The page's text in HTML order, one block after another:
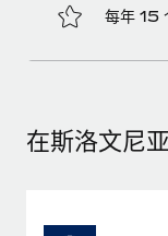
six-month
每年 15
在斯洛文尼